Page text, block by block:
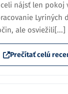
nájsť len pokoj
Lyriných
ale osviežili[...]
Prečítať celú